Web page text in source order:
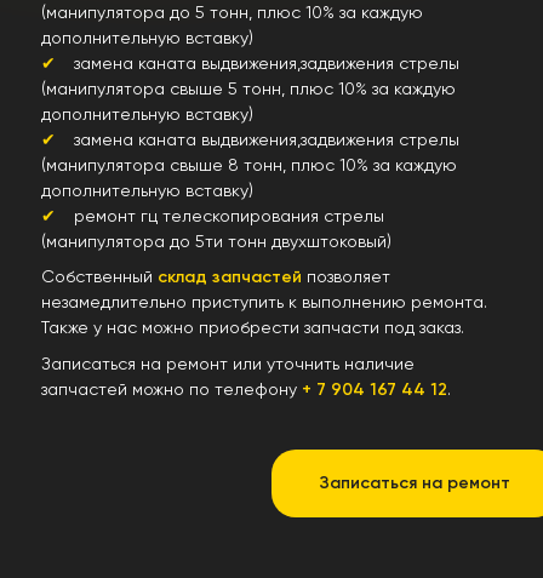
(манипулятора до 5 тонн, плюс 10% за каждую
дополнительную вставку)
замена каната выдвижения,задвижения стрелы
(манипулятора свыше 5 тонн, плюс 10% за каждую
дополнительную вставку)
замена каната выдвижения,задвижения стрелы
(манипулятора свыше 8 тонн, плюс 10% за каждую
дополнительную вставку)
ремонт гц телескопирования стрелы
(манипулятора до 5ти тонн двухштоковый)
Собственный склад запчастей позволяет
незамедлительно приступить к выполнению ремонта.
Также у нас можно приобрести запчасти под заказ.
Записаться на ремонт или уточнить наличие
запчастей можно по телефону + 7 904 167 44 12.
Записаться на ремонт